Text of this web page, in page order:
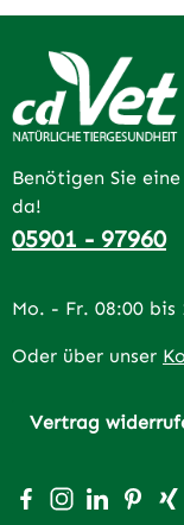
Benötigen Sie
da!
05901 - 97960
Mo. - Fr. 08:00 bis
Oder über unser
Vertrag
Besuche uns auf
Schau auf
Vernetze
Lass